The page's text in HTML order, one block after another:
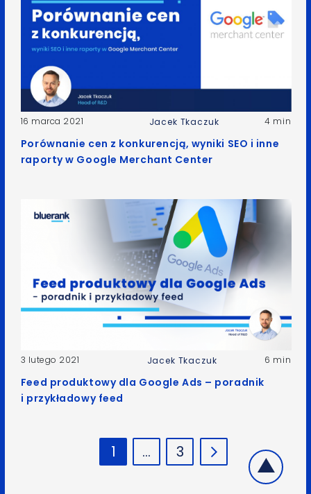
16 marca 2021 Jacek Tkaczuk 4 min
Porównanie cen z konkurencją, wyniki SEO i inne
raporty w Google Merchant Center
3 lutego 2021 Jacek Tkaczuk 6 min
Feed produktowy dla Google Ads – poradnik
i przykładowy feed
1 … 3